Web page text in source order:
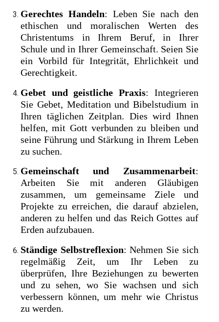
Gerechtes Handeln: Leben Sie nach den
ethischen und moralischen Werten des
Christentums in Ihrem Beruf, in Ihrer
Schule und in Ihrer Gemeinschaft. Seien Sie
ein Vorbild für Integrität, Ehrlichkeit und
Gerechtigkeit.
Gebet und geistliche Praxis: Integrieren
Sie Gebet, Meditation und Bibelstudium in
Ihren täglichen Zeitplan. Dies wird Ihnen
helfen, mit Gott verbunden zu bleiben und
seine Führung und Stärkung in Ihrem Leben
zu suchen.
Gemeinschaft und Zusammenarbeit:
Arbeiten Sie mit anderen Gläubigen
zusammen, um gemeinsame Ziele und
Projekte zu erreichen, die darauf abzielen,
anderen zu helfen und das Reich Gottes auf
Erden aufzubauen.
Ständige Selbstreflexion: Nehmen Sie sich
regelmäßig Zeit, um Ihr Leben zu
überprüfen, Ihre Beziehungen zu bewerten
und zu sehen, wo Sie wachsen und sich
verbessern können, um mehr wie Christus
zu werden.